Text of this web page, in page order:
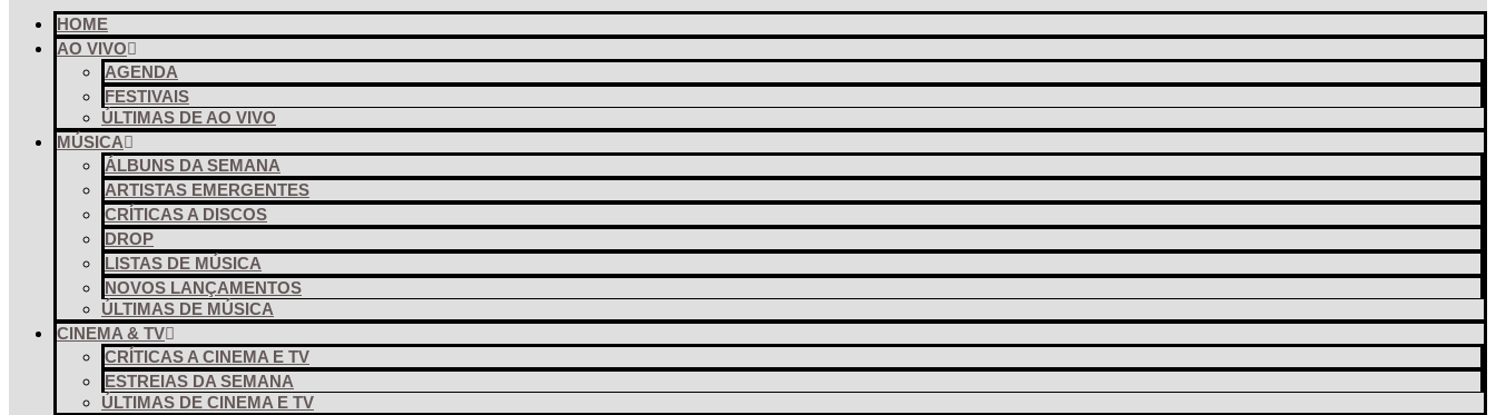
HOME
AO VIVO
AGENDA
FESTIVAIS
ÚLTIMAS DE AO VIVO
MÚSICA
ÁLBUNS DA SEMANA
ARTISTAS EMERGENTES
CRÍTICAS A DISCOS
DROP
LISTAS DE MÚSICA
NOVOS LANÇAMENTOS
ÚLTIMAS DE MÚSICA
CINEMA & TV
CRÍTICAS A CINEMA E TV
ESTREIAS DA SEMANA
ÚLTIMAS DE CINEMA E TV